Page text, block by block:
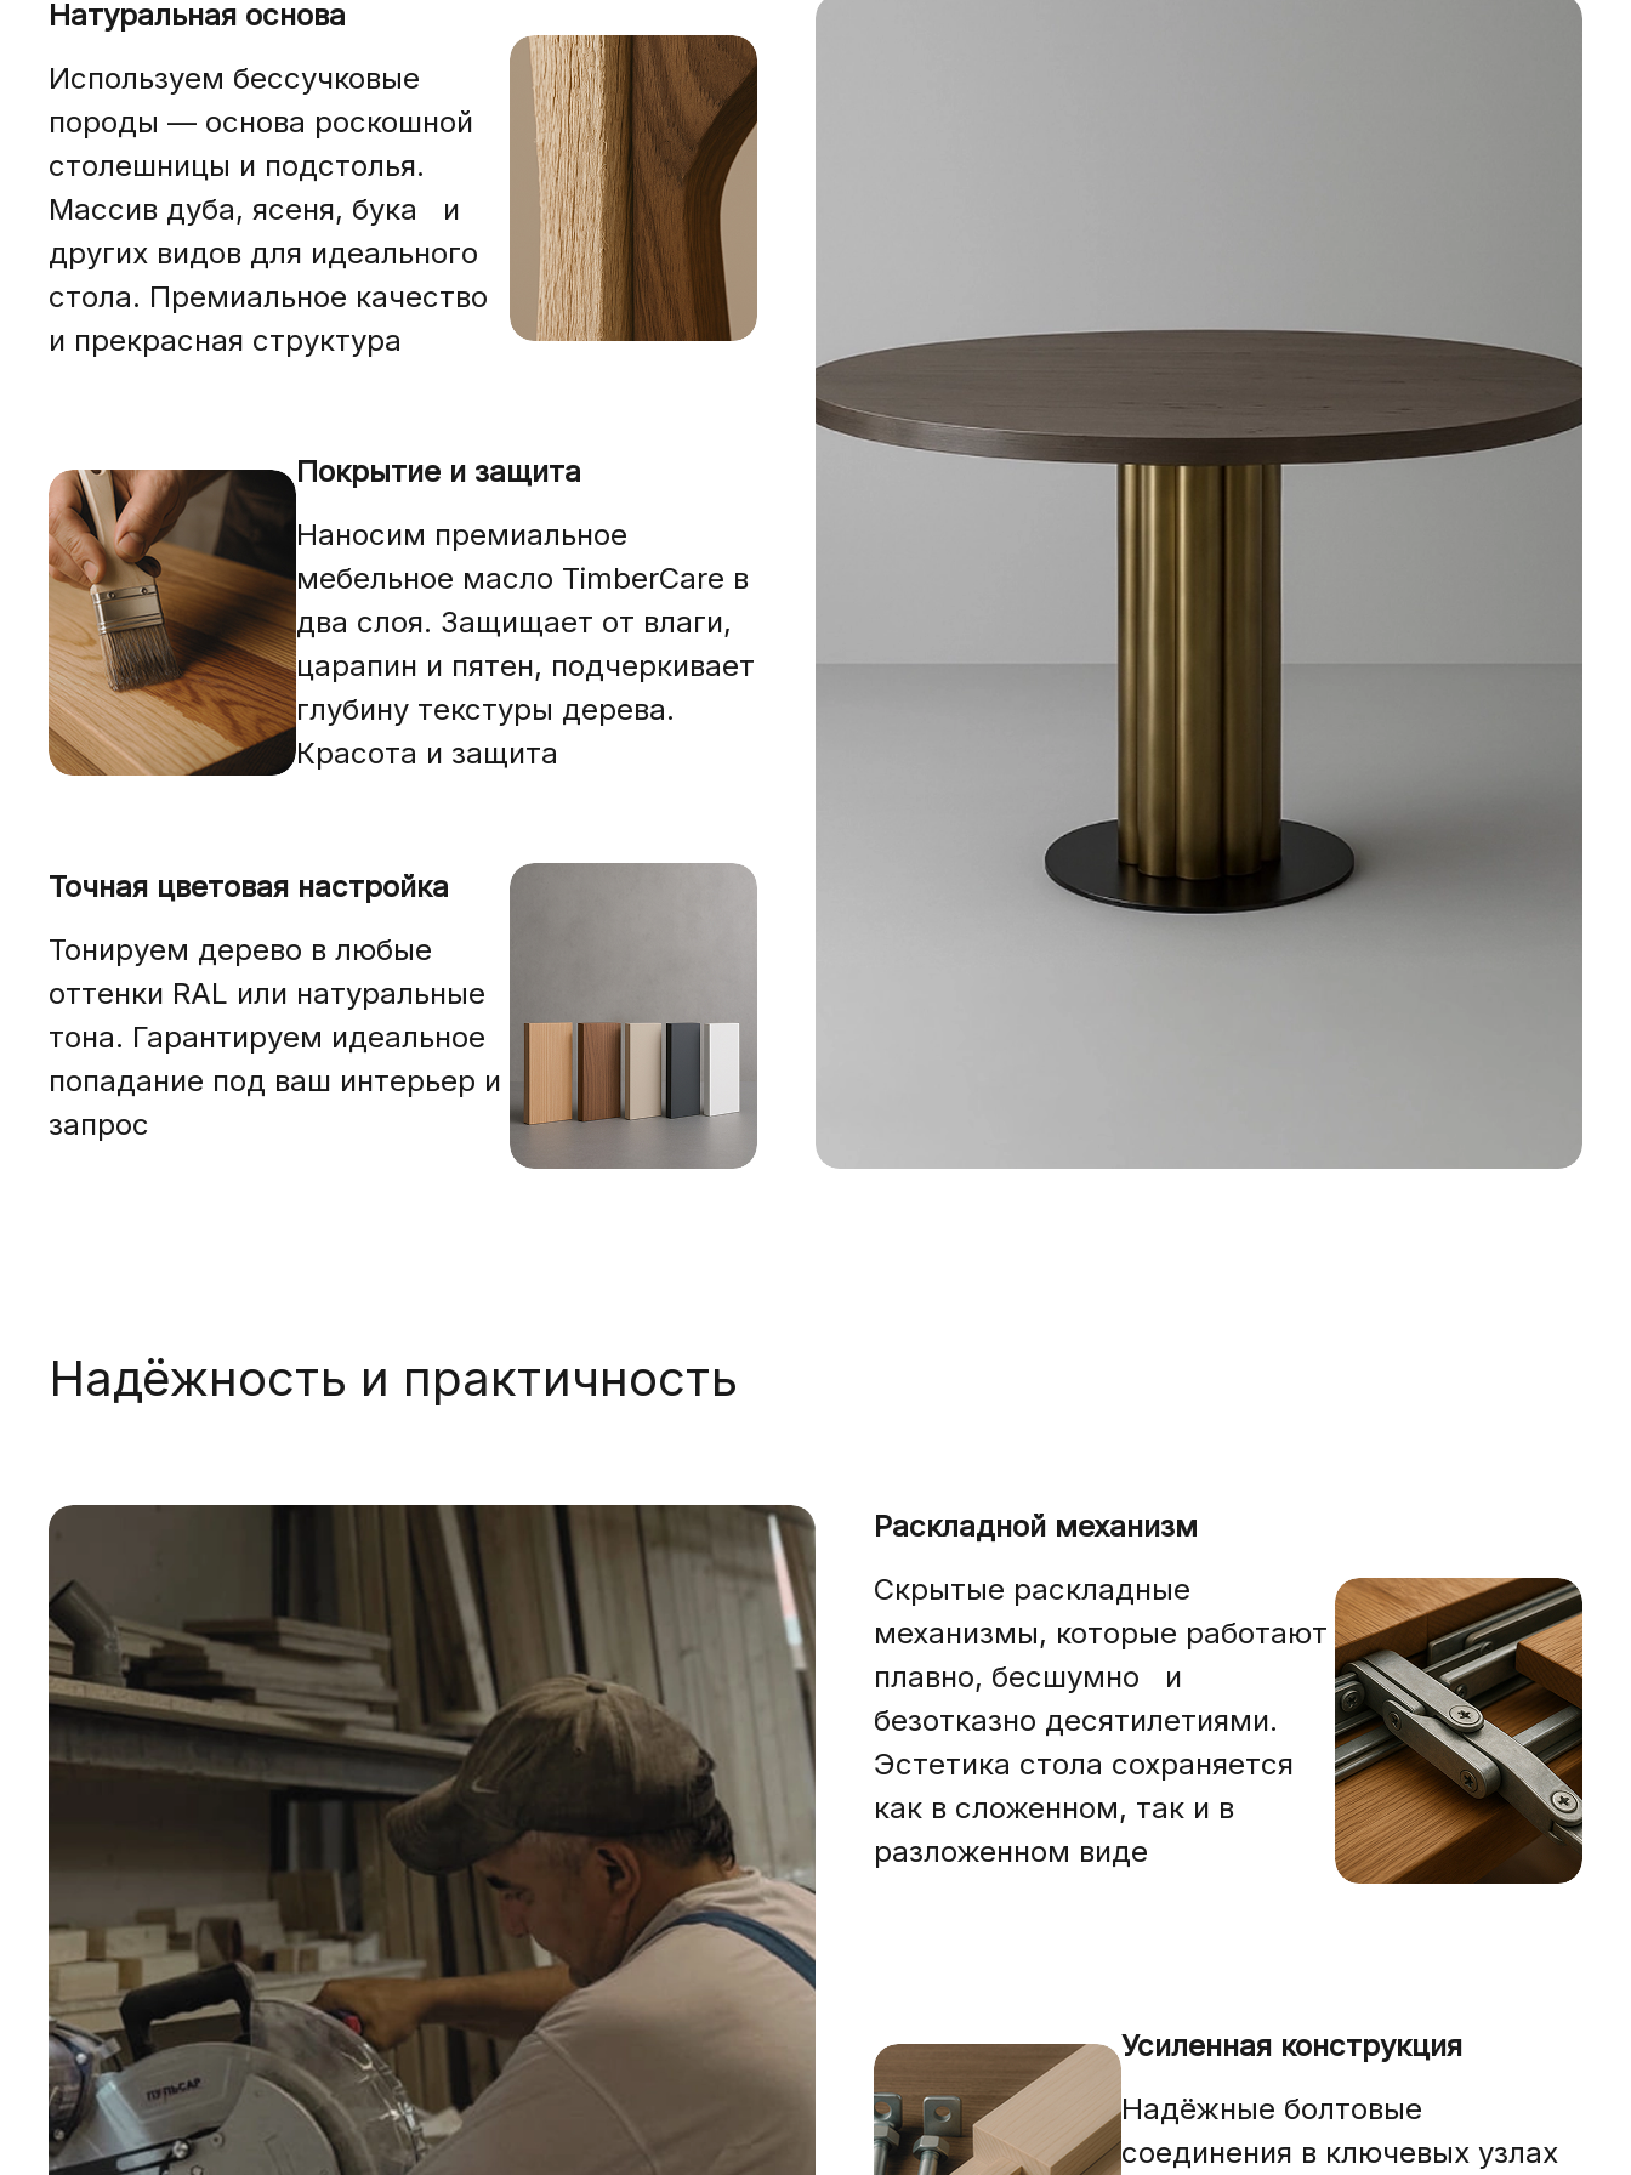
Натуральная основа
Используем бессучковые
породы — основа роскошной
столешницы и подстолья.
Массив дуба, ясеня, бука и
других видов для идеального
стола. Премиальное качество
и прекрасная структура
Покрытие и защита
Наносим премиальное
мебельное масло TimberCare в
два слоя. Защищает от влаги,
царапин и пятен, подчеркивает
глубину текстуры дерева.
Красота и защита
Точная цветовая настройка
Тонируем дерево в любые
оттенки RAL или натуральные
тона. Гарантируем идеальное
попадание под ваш интерьер и
запрос
Надёжность и практичность
Раскладной механизм
Скрытые раскладные
механизмы, которые работают
плавно, бесшумно и
безотказно десятилетиями.
Эстетика стола сохраняется
как в сложенном, так и в
разложенном виде
Усиленная конструкция
Надёжные болтовые
соединения в ключевых узлах